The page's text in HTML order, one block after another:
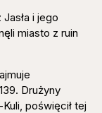
i jego
miasto z ruin
Drużyny
poświęcił tej